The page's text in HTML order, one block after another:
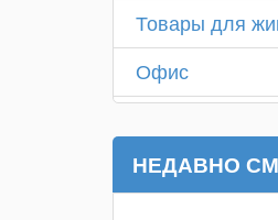
Товары для
Офис
НЕДАВНО